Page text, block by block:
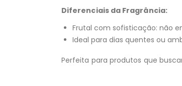
Diferenciais da Fragrância:
Frutal com sofisticação: não
Ideal para dias quentes ou
Perfeita para produtos que